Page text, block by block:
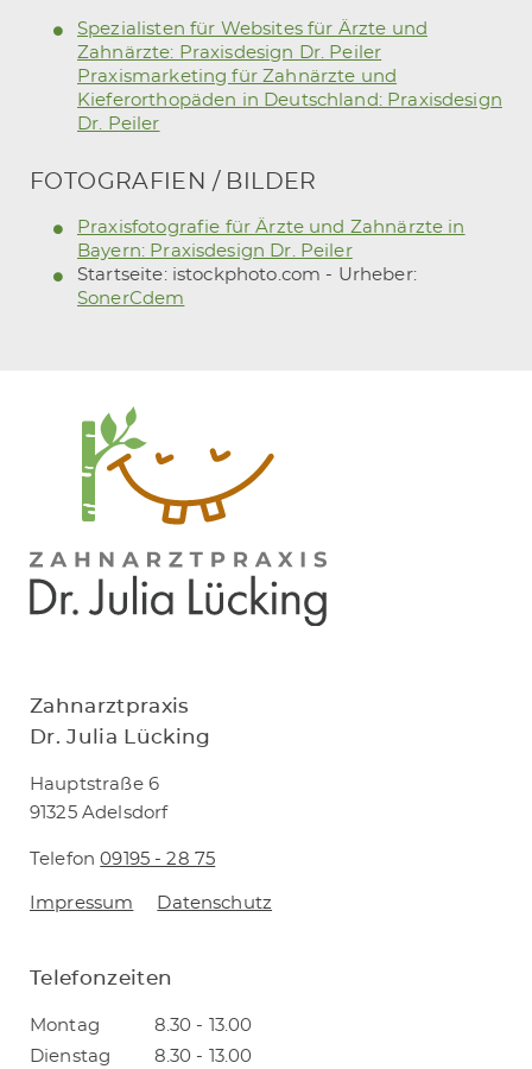
Spezialisten für Websites für Ärzte und
Zahnärzte: Praxisdesign Dr. Peiler
Praxismarketing für Zahnärzte und
Kieferorthopäden in Deutschland: Praxisdesign
Dr. Peiler
FOTOGRAFIEN / BILDER
Praxisfotografie für Ärzte und Zahnärzte in
Bayern: Praxisdesign Dr. Peiler
Startseite: istockphoto.com - Urheber:
SonerCdem
Zahnarztpraxis
Dr. Julia Lücking
Hauptstraße 6
91325 Adelsdorf
Telefon09195 - 28 75
Impressum Datenschutz
Telefonzeiten
Montag
8.30 - 13.00
Dienstag
8.30 - 13.00